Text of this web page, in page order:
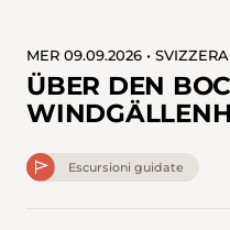
MER 09.09.2026 •
ÜBER DEN
Escursioni guidate